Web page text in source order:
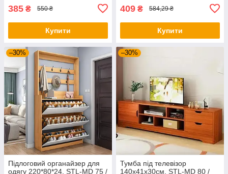
385 ₴ 550 ₴
Купити
409 ₴ 584,29 ₴
Купити
–30%
Підлоговий органайзер для
одягу 220*80*24, STL-MD 75 /
–30%
Тумба під телевізор
140х41х30см, STL-MD 80 /